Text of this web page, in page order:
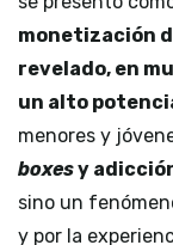
monetización
revelado, en
un alto
menores y
boxesy
sino un
y por la